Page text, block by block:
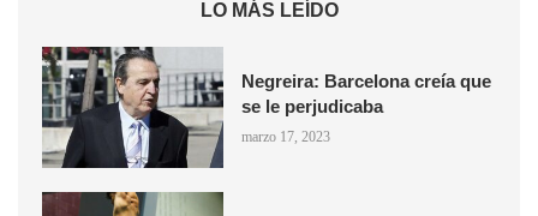
LO MÁS LEÍDO
Negreira: Barcelona creía que
se le perjudicaba
marzo 17, 2023